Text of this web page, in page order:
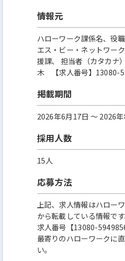
情報元
ハローワーク課係名、役
エス・ビー・ネットワー
援課、 担当者（カタカナ
木 【求人番号】13080-
掲載期間
2026年6月17日 〜 2026
採用人数
15人
応募方法
上記、求人情報はハロー
から転載している情報です
求人番号【13080-
最寄りのハローワークに
い。